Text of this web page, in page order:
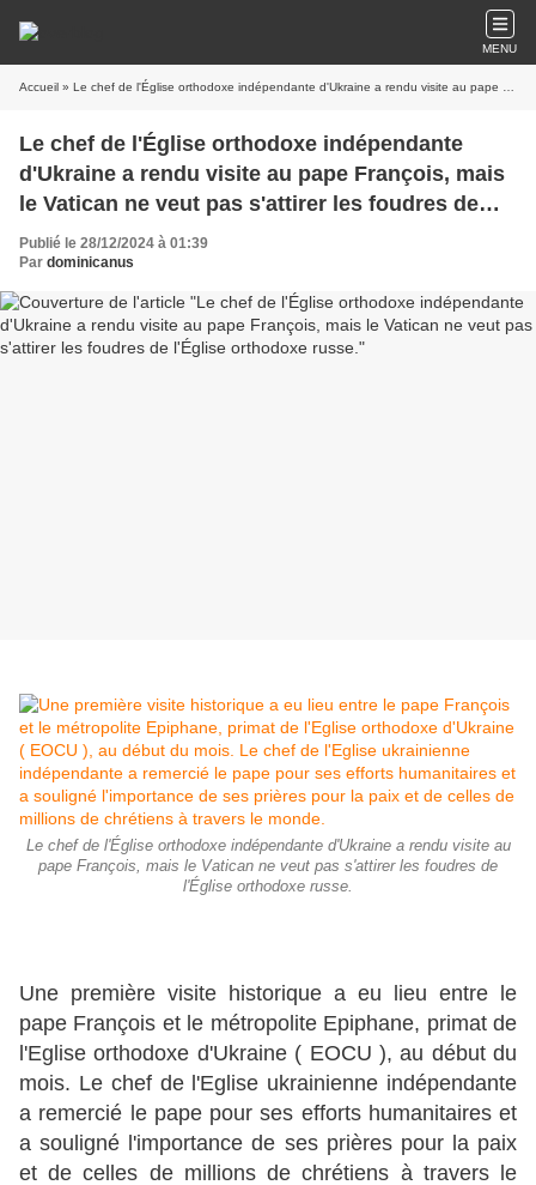
MENU
Accueil » Le chef de l'Église orthodoxe indépendante d'Ukraine a rendu visite au pape François, mais le Vatican ne veut pas s'attirer les foudres de l'Église orthodoxe russe.
Le chef de l'Église orthodoxe indépendante
d'Ukraine a rendu visite au pape François, mais
le Vatican ne veut pas s'attirer les foudres de
l'Église orthodoxe russe.
Publié le 28/12/2024 à 01:39
Par dominicanus
Le chef de l'Église orthodoxe indépendante d'Ukraine a rendu visite au
pape François, mais le Vatican ne veut pas s'attirer les foudres de
l'Église orthodoxe russe.
Une première visite historique a eu lieu entre le
pape François et le métropolite Epiphane, primat de
l'Eglise orthodoxe d'Ukraine ( EOCU ), au début du
mois. Le chef de l'Eglise ukrainienne indépendante
a remercié le pape pour ses efforts humanitaires et
a souligné l'importance de ses prières pour la paix
et de celles de millions de chrétiens à travers le